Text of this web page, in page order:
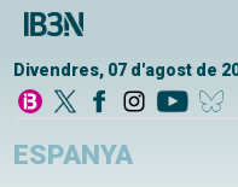
Divendres, 07 d'agost de
ESPANYA